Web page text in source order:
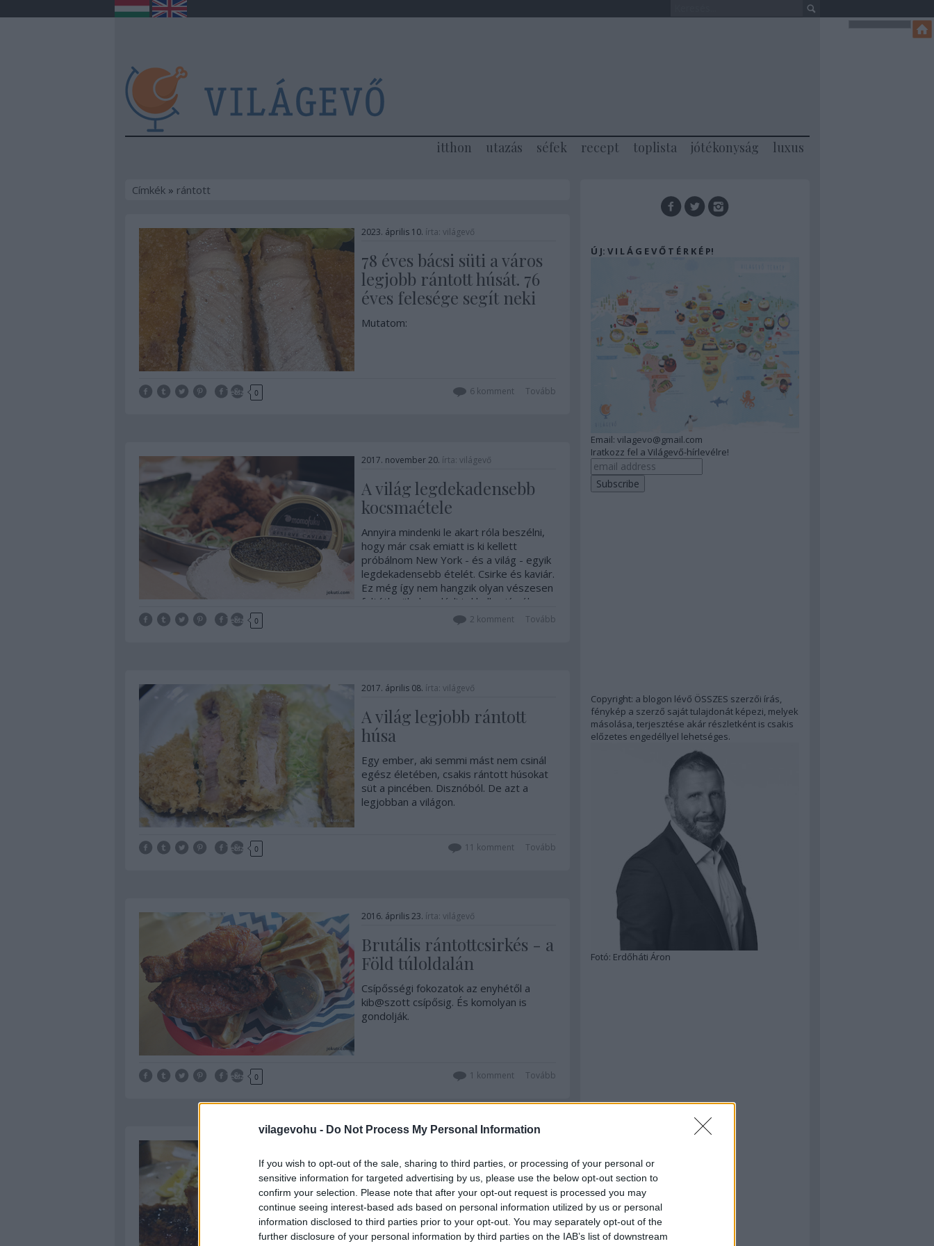
vilagevohu - Do Not Process My Personal Information
If you wish to opt-out of the sale, sharing to third parties, or processing of your personal or
sensitive information for targeted advertising by us, please use the below opt-out section to
confirm your selection. Please note that after your opt-out request is processed you may
continue seeing interest-based ads based on personal information utilized by us or personal
information disclosed to third parties prior to your opt-out. You may separately opt-out of the
further disclosure of your personal information by third parties on the IAB’s list of downstream
itthon utazás séfek recept toplista jótékonyság luxus
Címkék» rántott
2023. április 10. írta: világevő
78 éves bácsi süti a város
legjobb rántott húsát. 76
éves felesége segít neki
Mutatom:
Tetszik 0 Tovább
6komment
2017. november 20. írta: világevő
A világ legdekadensebb
kocsmaétele
Annyira mindenki le akart róla beszélni,
hogy már csak emiatt is ki kellett
próbálnom New York - és a világ - egyik
legdekadensebb ételét. Csirke és kaviár.
Ez még így nem hangzik olyan vészesen
feltétlenül, de valódi tokhalkaviárról van
szó és egészben sült, rántott csirkékről,
Tetszik 0 Tovább
2 komment
2017. április 08. írta: világevő
A világ legjobb rántott
húsa
Egy ember, aki semmi mást nem csinál
egész életében, csakis rántott húsokat
süt a pincében. Disznóból. De azt a
legjobban a világon.
Tetszik 0 Tovább
11 komment
2016. április 23. írta: világevő
Brutális rántottcsirkés - a
Föld túloldalán
Csípősségi fokozatok az enyhétől a
kib@szott csípősig. És komolyan is
gondolják.
Tetszik 0 Tovább
1 komment
Világbajnok rántott hús -
pálcikával!
A japán gasztronómia kifejezetten
befogadó a külső hatásokkal, csak éppen
Ú J: V I L Á G E V Ő T É R K É P!
Email: vilagevo@gmail.com
Iratkozz fel a Világevő-hírlevélre!
Copyright: a blogon lévő ÖSSZES szerzői írás,
fénykép a szerző saját tulajdonát képezi, melyek
másolása, terjesztése akár részletként is csakis
előzetes engedéllyel lehetséges.
Fotó: Erdőháti Áron